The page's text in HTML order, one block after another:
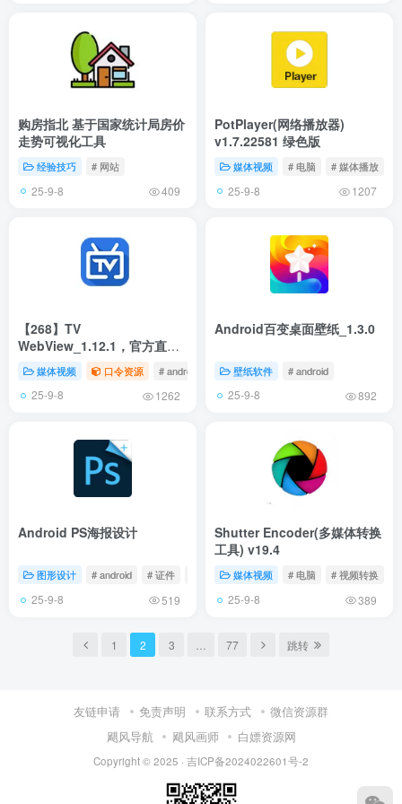
购房指北 基于国家统计局房价
走势可视化工具
经验技巧 # 网站
25-9-8 409
PotPlayer(网络播放器)
v1.7.22581 绿色版
媒体视频 # 电脑 # 媒体播放
25-9-8 1207
【268】TV
WebView_1.12.1，官方直播
源，稳定到离谱！
媒体视频 口令资源 # android # 手机 # TV
25-9-8 1262
Android百变桌面壁纸_1.3.0
壁纸软件 # android
25-9-8 892
Android PS海报设计
图形设计 # android # 证件
25-9-8 519
Shutter Encoder(多媒体转换
工具) v19.4
媒体视频 # 电脑 # 视频转换
25-9-8 389
1 2 3 77 跳转
友链申请 免责声明 联系方式
微信资源群
飓风导航
飓风画师 白嫖资源网
Copyright © 2025 · 吉ICP备2024022601号-2